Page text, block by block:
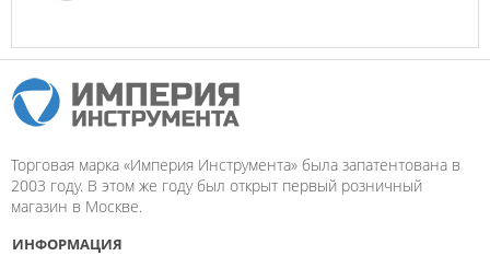
Торговая марка «Империя Инструмента» была запатентована в
2003 году. В этом же году был открыт первый розничный
магазин в Москве.
ИНФОРМАЦИЯ